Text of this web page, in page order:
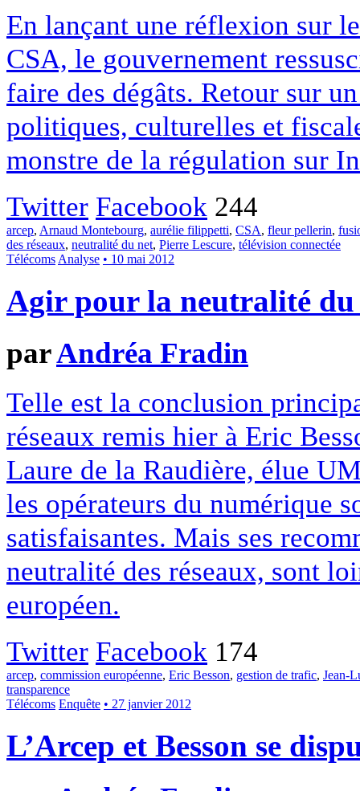
En lançant une réflexion sur
CSA, le gouvernement
faire des dégâts. Retour sur
politiques, culturelles et
monstre de la régulation sur
Twitter Facebook 244
arcep, Arnaud Montebourg, aurélie filippetti, CSA, fleur pellerin,
des réseaux, neutralité du net, Pierre Lescure, télévision connectée
TélécomsAnalyse • 10 mai 2012
Agir pour la neutralité du
parAndréa Fradin
Telle est la conclusion
réseaux remis hier à Eric
Laure de la Raudière, élue
les opérateurs du numérique
satisfaisantes. Mais ses
neutralité des réseaux, sont
européen.
Twitter Facebook 174
arcep, commission européenne, Eric Besson, gestion de trafic, Jean-
transparence
Télécoms Enquête • 27 janvier 2012
L’Arcep et Besson se